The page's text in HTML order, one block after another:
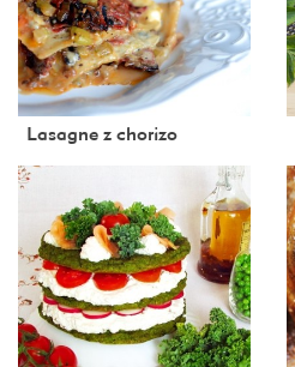
Lasagne z chorizo